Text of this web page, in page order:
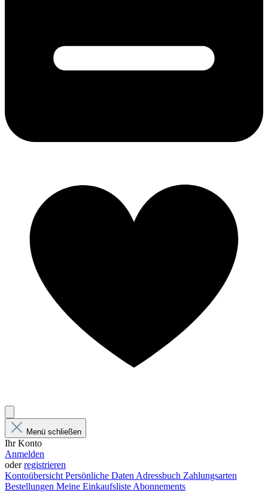
Menü schließen
Ihr Konto
Anmelden
oderregistrieren
Kontoübersicht Persönliche Daten Adressbuch Zahlungsarten
Bestellungen Meine Einkaufsliste Abonnements